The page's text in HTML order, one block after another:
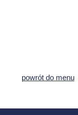
powrót do menu